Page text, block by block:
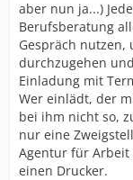
aber nun ja...)
Berufsberatung
Gespräch nutzen,
durchzugehen
Einladung mit
Wer einlädt, der
bei ihm nicht so,
nur eine
Agentur für
einen Drucker.